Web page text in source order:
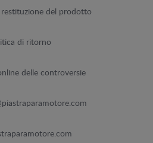
del prodotto
di ritorno
delle controversie